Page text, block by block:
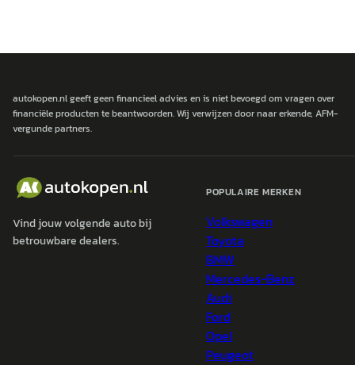
autokopen.nl geeft geen financieel advies en is niet bevoegd om vragen over
financiële producten te beantwoorden. Wij verwijzen door naar erkende, AFM-
vergunde partners.
Vind jouw volgende auto bij
betrouwbare dealers.
POPULAIRE MERKEN
Volkswagen
Toyota
BMW
Mercedes-Benz
Audi
Ford
Opel
Peugeot